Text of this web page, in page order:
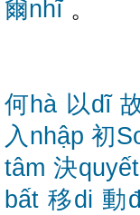
爾nhĩ。
何hà 以dĩ
入nhập 初
tâm 決quyết
bất 移di 動